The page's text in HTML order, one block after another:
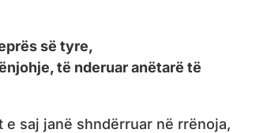
së tyre,
të nderuar anëtarë të
saj janë shndërruar në rrënoja,